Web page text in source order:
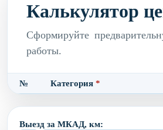
Калькулятор
Сформируйте
работы.
№ Категория *
Выезд за МКАД, км: